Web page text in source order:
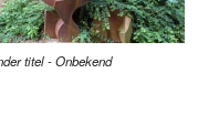
titel - Onbekend